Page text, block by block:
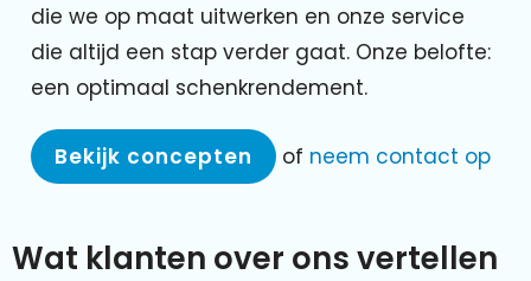
die we op maat uitwerken en onze service
die altijd een stap verder gaat. Onze belofte:
een optimaal schenkrendement.
Bekijk concepten of neem contact op
Wat klanten over ons vertellen